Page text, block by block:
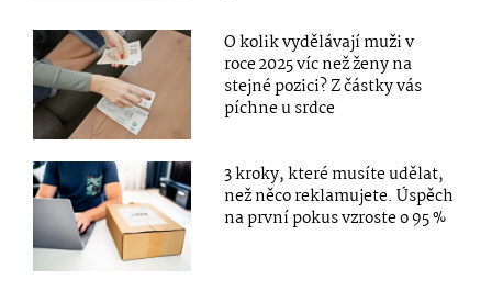
O kolik vydělávají muži v
roce 2025 víc než ženy na
stejné pozici? Z částky vás
píchne u srdce
3 kroky, které musíte udělat,
než něco reklamujete. Úspěch
na první pokus vzroste o 95 %